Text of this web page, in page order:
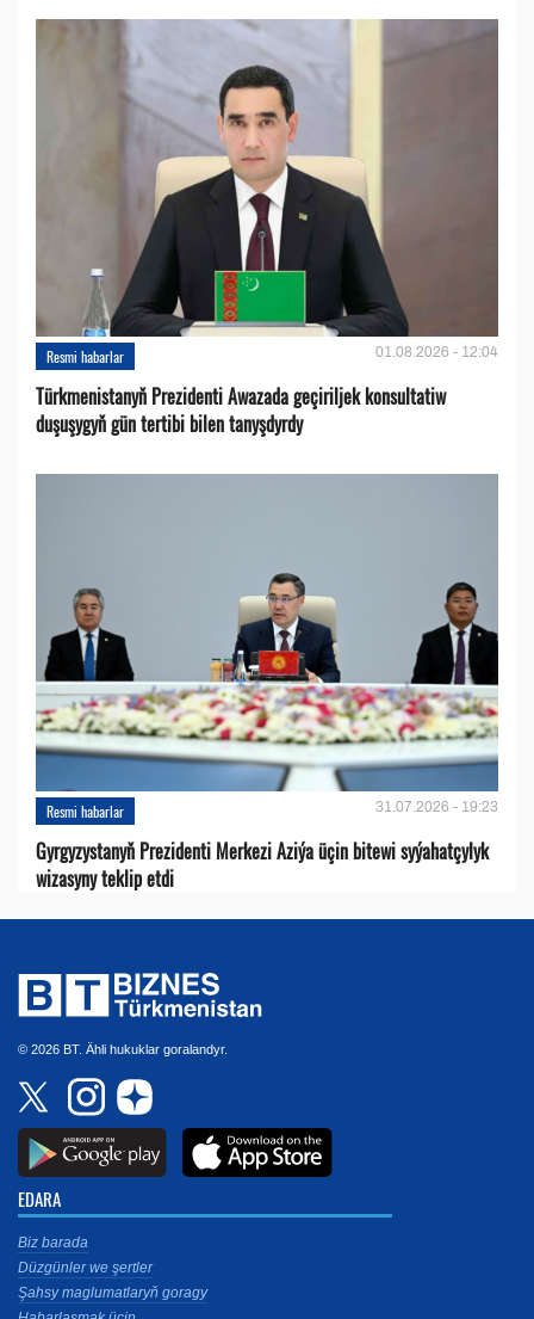
Resmi habarlar 01.08.2026 - 12:04
Türkmenistanyň Prezidenti Awazada geçiriljek konsultatiw
duşuşygyň gün tertibi bilen tanyşdyrdy
Resmi habarlar 31.07.2026 - 19:23
Gyrgyzystanyň Prezidenti Merkezi Aziýa üçin bitewi syýahatçylyk
wizasyny teklip etdi
© 2026 BT. Ähli hukuklar goralandyr.
EDARA
Biz barada
Düzgünler we şertler
Şahsy maglumatlaryň goragy